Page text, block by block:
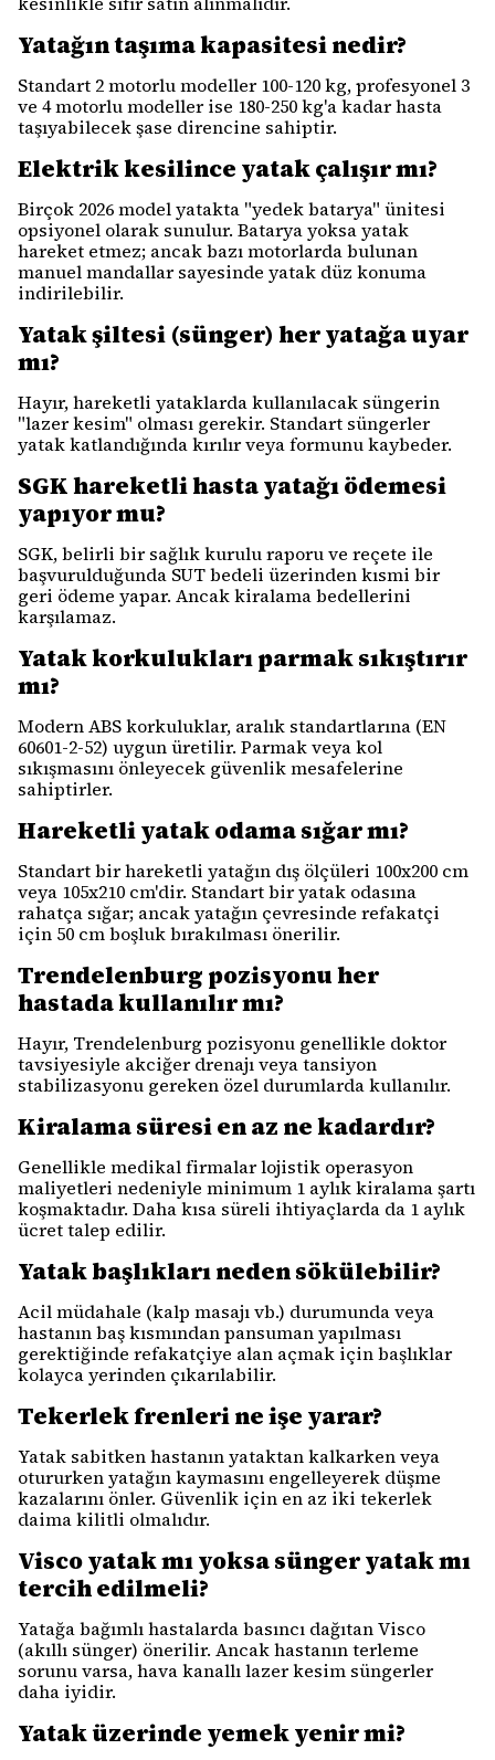
Yatağın taşıma kapasitesi nedir?
Standart 2 motorlu modeller 100-120 kg, profesyonel 3
ve 4 motorlu modeller ise 180-250 kg'a kadar hasta
taşıyabilecek şase direncine sahiptir.
Elektrik kesilince yatak çalışır mı?
Birçok 2026 model yatakta "yedek batarya" ünitesi
opsiyonel olarak sunulur. Batarya yoksa yatak
hareket etmez; ancak bazı motorlarda bulunan
manuel mandallar sayesinde yatak düz konuma
indirilebilir.
Yatak şiltesi (sünger) her yatağa uyar
mı?
Hayır, hareketli yataklarda kullanılacak süngerin
"lazer kesim" olması gerekir. Standart süngerler
yatak katlandığında kırılır veya formunu kaybeder.
SGK hareketli hasta yatağı ödemesi
yapıyor mu?
SGK, belirli bir sağlık kurulu raporu ve reçete ile
başvurulduğunda SUT bedeli üzerinden kısmi bir
geri ödeme yapar. Ancak kiralama bedellerini
karşılamaz.
Yatak korkulukları parmak sıkıştırır
mı?
Modern ABS korkuluklar, aralık standartlarına (EN
60601-2-52) uygun üretilir. Parmak veya kol
sıkışmasını önleyecek güvenlik mesafelerine
sahiptirler.
Hareketli yatak odama sığar mı?
Standart bir hareketli yatağın dış ölçüleri 100x200 cm
veya 105x210 cm'dir. Standart bir yatak odasına
rahatça sığar; ancak yatağın çevresinde refakatçi
için 50 cm boşluk bırakılması önerilir.
Trendelenburg pozisyonu her
hastada kullanılır mı?
Hayır, Trendelenburg pozisyonu genellikle doktor
tavsiyesiyle akciğer drenajı veya tansiyon
stabilizasyonu gereken özel durumlarda kullanılır.
Kiralama süresi en az ne kadardır?
Genellikle medikal firmalar lojistik operasyon
maliyetleri nedeniyle minimum 1 aylık kiralama şartı
koşmaktadır. Daha kısa süreli ihtiyaçlarda da 1 aylık
ücret talep edilir.
Yatak başlıkları neden sökülebilir?
Acil müdahale (kalp masajı vb.) durumunda veya
hastanın baş kısmından pansuman yapılması
gerektiğinde refakatçiye alan açmak için başlıklar
kolayca yerinden çıkarılabilir.
Tekerlek frenleri ne işe yarar?
Yatak sabitken hastanın yataktan kalkarken veya
otururken yatağın kaymasını engelleyerek düşme
kazalarını önler. Güvenlik için en az iki tekerlek
daima kilitli olmalıdır.
Visco yatak mı yoksa sünger yatak mı
tercih edilmeli?
Yatağa bağımlı hastalarda basıncı dağıtan Visco
(akıllı sünger) önerilir. Ancak hastanın terleme
sorunu varsa, hava kanallı lazer kesim süngerler
daha iyidir.
Yatak üzerinde yemek yenir mi?